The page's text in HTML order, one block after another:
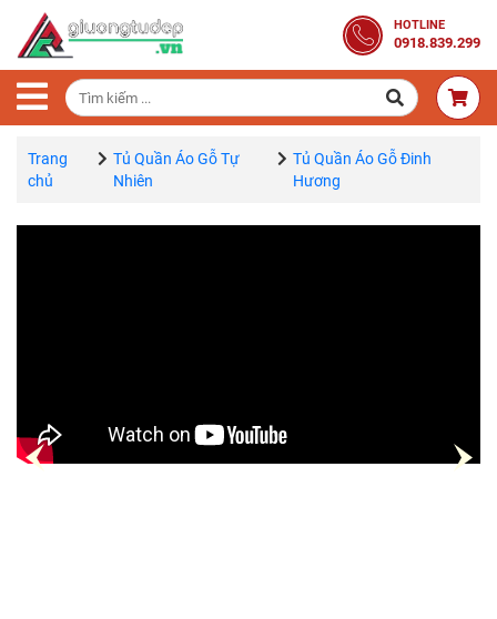
HOTLINE
0918.839.299
Trang
Chủ
Combo
Phòng
Ngủ
Bàn
Trang
chủ
Tủ Quần Áo Gỗ Tự
Nhiên
Tủ Quần Áo Gỗ Đinh
Hương